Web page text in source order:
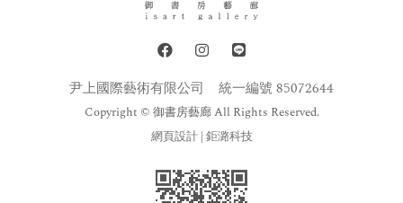
尹上國際藝術有限公司 統一編號 85072644
Copyright © 御書房藝廊 All Rights Reserved.
網頁設計| 鉅潞科技